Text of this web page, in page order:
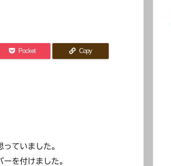
Pocket Copy
ていました。
を付けました。